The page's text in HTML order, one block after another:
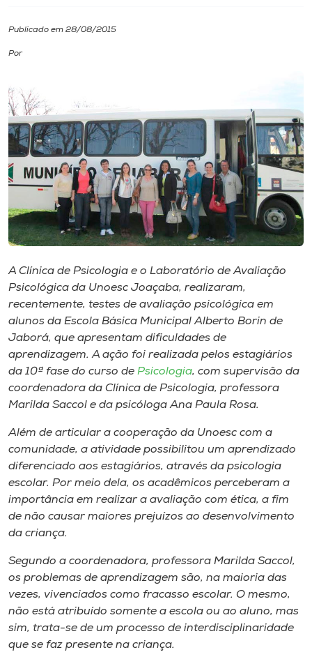
CPA
Editora
Rádio
Museu
Unoesc
Selecione
A+
A-
Publicado em 28/08/2015
Por
A Clínica de Psicologia e o Laboratório de Avaliação
Psicológica da Unoesc Joaçaba, realizaram,
recentemente, testes de avaliação psicológica em
alunos da Escola Básica Municipal Alberto Borin de
Jaborá, que apresentam dificuldades de
aprendizagem. A ação foi realizada pelos estagiários
da 10ª fase do curso de Psicologia, com supervisão da
coordenadora da Clínica de Psicologia, professora
Marilda Saccol e da psicóloga Ana Paula Rosa.
Além de articular a cooperação da Unoesc com a
comunidade, a atividade possibilitou um aprendizado
diferenciado aos estagiários, através da psicologia
escolar. Por meio dela, os acadêmicos perceberam a
importância em realizar a avaliação com ética, a fim
de não causar maiores prejuízos ao desenvolvimento
da criança.
Segundo a coordenadora, professora Marilda Saccol,
os problemas de aprendizagem são, na maioria das
vezes, vivenciados como fracasso escolar. O mesmo,
não está atribuído somente a escola ou ao aluno, mas
sim, trata-se de um processo de interdisciplinaridade
que se faz presente na criança.